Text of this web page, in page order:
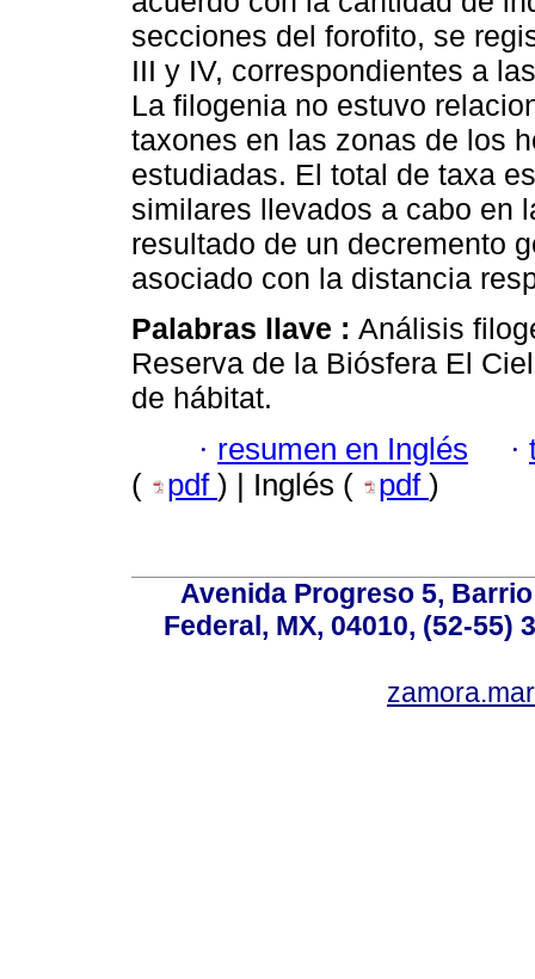
secciones del forofito, se
III y IV, correspondientes a
La filogenia no estuvo
taxones en las zonas de los
estudiadas. El total de taxa
similares llevados a cabo en
resultado de un decremento
asociado con la distancia
Palabras llave : Análisis
Reserva de la Biósfera El
de hábitat.
· resumen en Inglés ·
(
pdf ) | Inglés ( pdf )
Avenida Progreso 5,
Federal, MX, 04010, (52-55)